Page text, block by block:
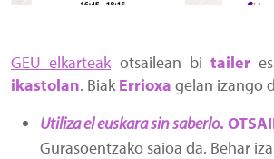
GEU elkarteakotsailean bitailer
ikastolan. BiakErrioxa gelan izango
Utiliza el euskara sin saberlo.
Gurasoentzako saioa da. Behar